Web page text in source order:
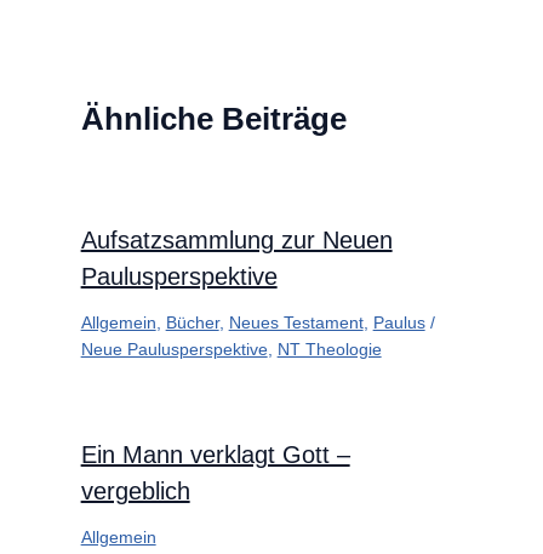
Ähnliche Beiträge
Aufsatzsammlung zur Neuen
Paulusperspektive
Allgemein Bücher, Neues Testament, Paulus/
Neue Paulusperspektive, NT Theologie
Ein Mann verklagt Gott –
vergeblich
Allgemein